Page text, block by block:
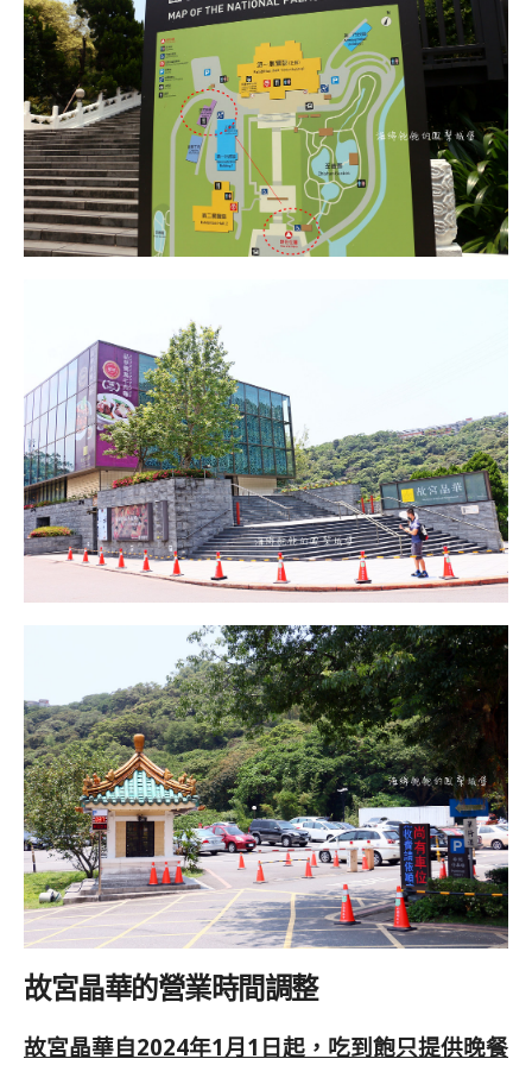
故宮晶華的營業時間調整
故宮晶華自2024年1月1日起，吃到飽只提供晚餐